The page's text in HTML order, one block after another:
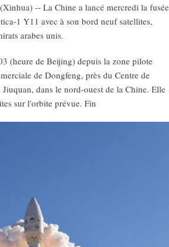
-- La Chine a lancé mercredi la fusée
1 Y11 avec à son bord neuf satellites,
arabes unis.
(heure de Beijing) depuis la zone pilote
de Dongfeng, près du Centre de
dans le nord-ouest de la Chine. Elle
sur l'orbite prévue. Fin